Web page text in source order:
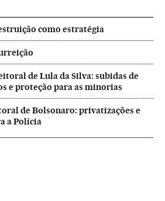
como estratégia
de Lula da Silva: subidas de
e proteção para as minorias
de Bolsonaro: privatizações e
a Polícia